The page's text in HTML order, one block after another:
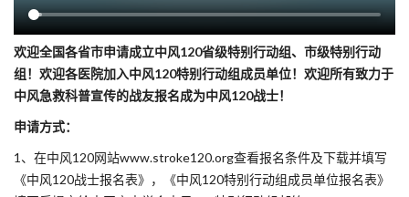
欢迎全国各省市申请成立中风120省级特别行动组、市级特别行动
组！欢迎各医院加入中风120特别行动组成员单位！欢迎所有致力于
中风急救科普宣传的战友报名成为中风120战士！
申请方式：
1、在中风120网站www.stroke120.org查看报名条件及下载并填写
《中风120战士报名表》，《中风120特别行动组成员单位报名表》